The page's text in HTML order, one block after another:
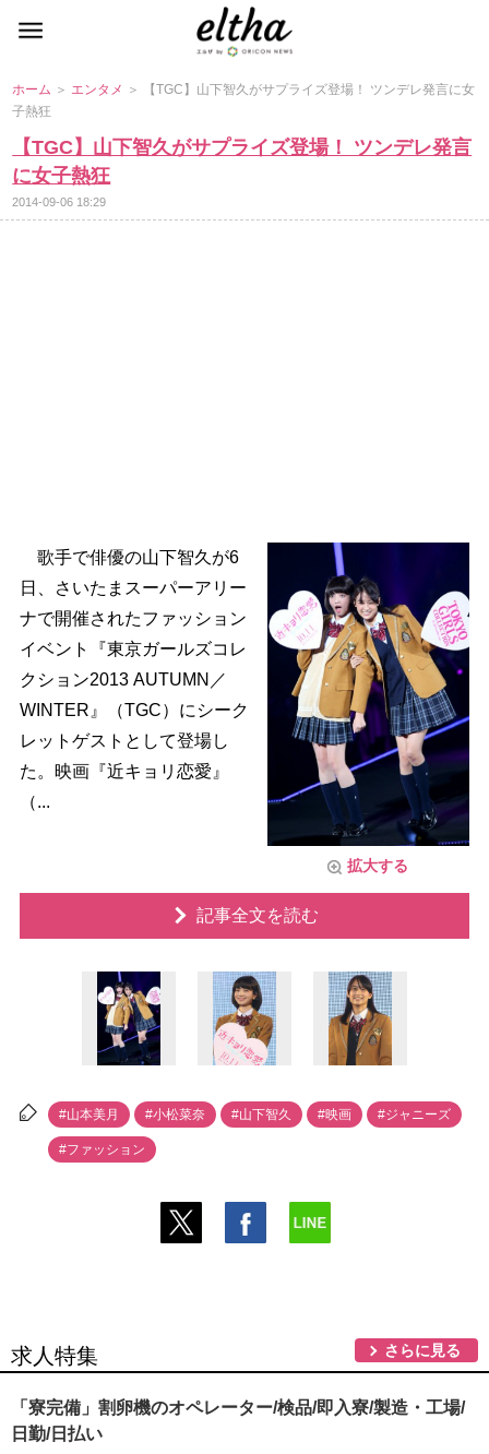
ホーム ＞ エンタメ ＞ 【TGC】山下智久がサプライズ登場！ ツンデレ発言に女
子熱狂
【TGC】山下智久がサプライズ登場！ ツンデレ発言
に女子熱狂
2014-09-06 18:29
拡大する
歌手で俳優の山下智久が6
日、さいたまスーパーアリー
ナで開催されたファッション
イベント『東京ガールズコレ
クション2013 AUTUMN／
WINTER』（TGC）にシーク
レットゲストとして登場し
た。映画『近キョリ恋愛』
（...
記事全文を読む
#山本美月 #小松菜奈 #山下智久 #映画 #ジャニーズ
#ファッション
求人特集 さらに見る
「寮完備」割卵機のオペレーター/検品/即入寮/製造・工場/
日勤/日払い